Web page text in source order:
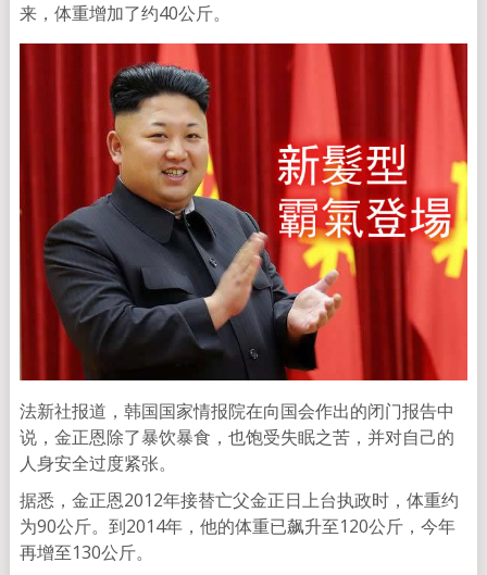
来，体重增加了约40公斤。
法新社报道，韩国国家情报院在向国会作出的闭门报告中
说，金正恩除了暴饮暴食，也饱受失眠之苦，并对自己的
人身安全过度紧张。
据悉，金正恩2012年接替亡父金正日上台执政时，体重约
为90公斤。到2014年，他的体重已飙升至120公斤，今年
再增至130公斤。